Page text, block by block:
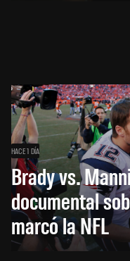
HACE 1 DÍA
Brady vs.
documental
marcó la NFL